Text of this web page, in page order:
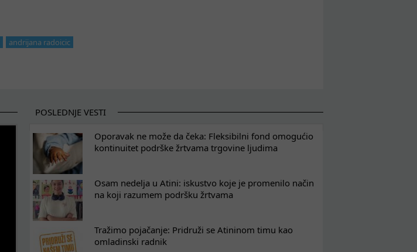
andrijana radoicic
POSLEDNJE VESTI
Oporavak ne može da čeka: Fleksibilni fond omogućio
kontinuitet podrške žrtvama trgovine ljudima
Osam nedelja u Atini: iskustvo koje je promenilo način
na koji razumem podršku žrtvama
Tražimo pojačanje: Pridruži se Atininom timu kao
omladinski radnik